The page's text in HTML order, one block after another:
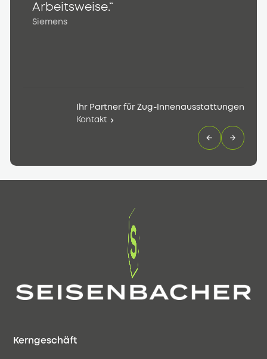
Arbeitsweise.“
Siemens
Ihr Partner für Zug-Innenausstattungen
Kontakt
Kerngeschäft